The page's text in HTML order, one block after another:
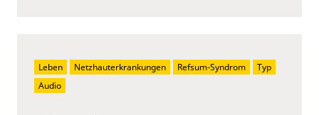
Leben Netzhauterkrankungen Refsum-Syndrom
Typ
Audio